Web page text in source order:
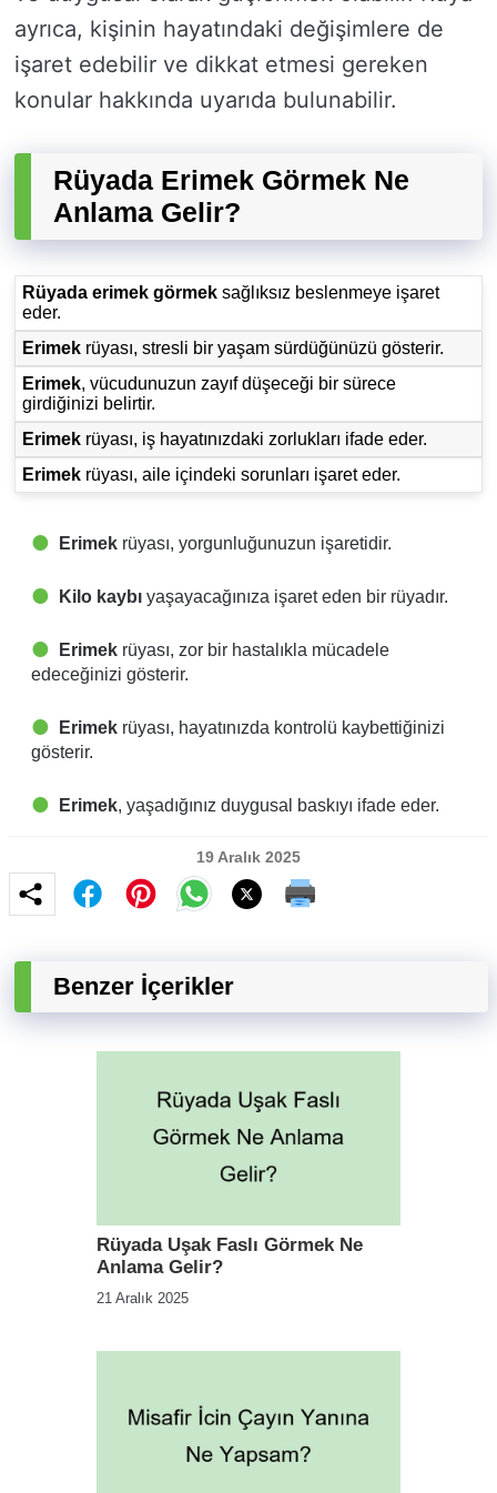
ayrıca, kişinin hayatındaki değişimlere de
işaret edebilir ve dikkat etmesi gereken
konular hakkında uyarıda bulunabilir.
Rüyada Erimek Görmek Ne
Anlama Gelir?
Rüyada erimek görmek sağlıksız beslenmeye işaret
eder.
Erimek rüyası, stresli bir yaşam sürdüğünüzü gösterir.
Erimek, vücudunuzun zayıf düşeceği bir sürece
girdiğinizi belirtir.
Erimek rüyası, iş hayatınızdaki zorlukları ifade eder.
Erimek rüyası, aile içindeki sorunları işaret eder.
Erimek rüyası, yorgunluğunuzun işaretidir.
Kilo kaybı yaşayacağınıza işaret eden bir rüyadır.
Erimek rüyası, zor bir hastalıkla mücadele
edeceğinizi gösterir.
Erimek rüyası, hayatınızda kontrolü kaybettiğinizi
gösterir.
Erimek, yaşadığınız duygusal baskıyı ifade eder.
19 Aralık 2025
Benzer İçerikler
Rüyada Uşak Faslı Görmek Ne
Anlama Gelir?
21 Aralık 2025